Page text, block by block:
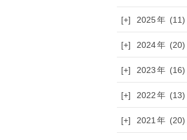
[+] 2025 (11)
[+] 2024 (20)
[+] 2023 (16)
[+] 2022 (13)
[+] 2021 (20)